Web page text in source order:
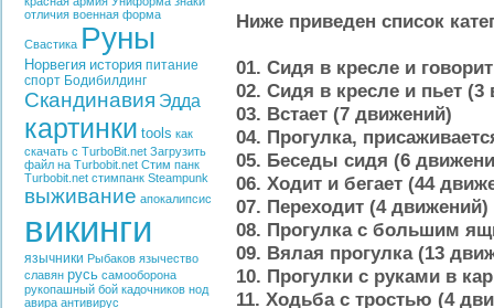
отличия военная форма
Свастика Руны
Норвегия история питание
спорт Бодибилдинг
Скандинавия Эдда
картинки tools как
скачать с TurboBit.net Загрузить
файл на Turbobit.net Стим панк
Turbobit.net стимпанк Steampunk
выживание апокалипсис
викинги
язычники Рыбаков язычество
славян русь самооборона
рукопашный бой кадочников нод
авира антивирус
Ниже приведен список
01. Сидя в кресле и
02. Сидя в кресле и пьет (3
03. Встает (7 движений)
04. Прогулка,
05. Беседы сидя (6
06. Ходит и бегает (44
07. Переходит (4 движений)
08. Прогулка с большим
09. Вялая прогулка (13
10. Прогулки с руками в
11. Ходьба с тростью (4